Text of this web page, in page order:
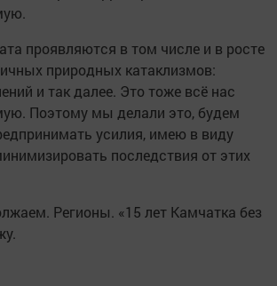
проявляются в том числе и в росте
природных катаклизмов:
и так далее. Это тоже всё нас
Поэтому мы делали это, будем
усилия, имею в виду
последствия от этих
Регионы. «15 лет Камчатка без